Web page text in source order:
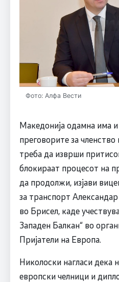
Фото: Алфа Вести
Македонија одамна има
преговорите за членство
треба да изврши
блокираат процесот на
да продолжи, изјави
за транспорт
во Брисел, каде
Западен Балкан“ во
Пријатели на Европа.
Николоски нагласи дека
европски челници и